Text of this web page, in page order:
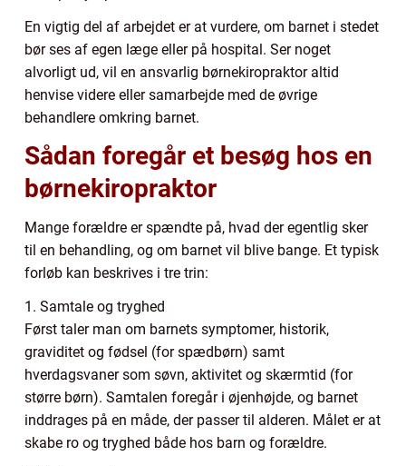
En vigtig del af arbejdet er at vurdere, om barnet i stedet
bør ses af egen læge eller på hospital. Ser noget
alvorligt ud, vil en ansvarlig børnekiropraktor altid
henvise videre eller samarbejde med de øvrige
behandlere omkring barnet.
Sådan foregår et besøg hos en
børnekiropraktor
Mange forældre er spændte på, hvad der egentlig sker
til en behandling, og om barnet vil blive bange. Et typisk
forløb kan beskrives i tre trin:
1. Samtale og tryghed
Først taler man om barnets symptomer, historik,
graviditet og fødsel (for spædbørn) samt
hverdagsvaner som søvn, aktivitet og skærmtid (for
større børn). Samtalen foregår i øjenhøjde, og barnet
inddrages på en måde, der passer til alderen. Målet er at
skabe ro og tryghed både hos barn og forældre.